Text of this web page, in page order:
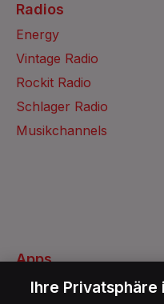
Radios
Energy
Vintage Radio
Rockit Radio
Schlager Radio
Musikchannels
Apps
Energy Radio App
Ihre Privatsphäre